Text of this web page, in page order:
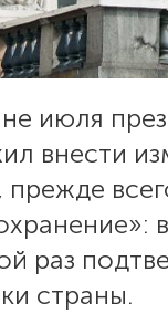
июля
внести
прежде
раз
страны.